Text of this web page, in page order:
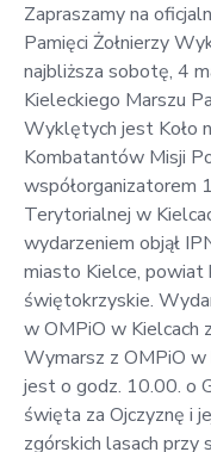
Zapraszamy na
Pamięci Żołnierzy
najbliższa sobotę, 4
Kieleckiego Marszu
Wyklętych jest Koło
Kombatantów Misji
współorganizatorem
Terytorialnej w
wydarzeniem objął
miasto Kielce,
świętokrzyskie.
w OMPiO w Kielcach
Wymarsz z OMPiO w
jest o godz. 10.00. o
święta za Ojczyznę i
zgórskich lasach